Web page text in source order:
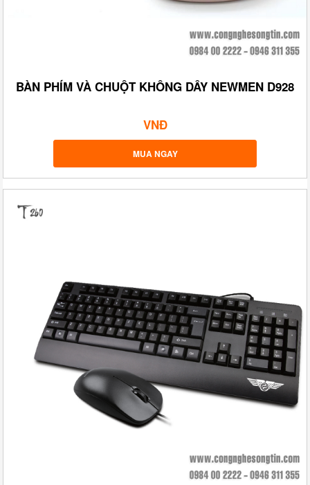
BÀN PHÍM VÀ CHUỘT KHÔNG DÂY NEWMEN D928
VNĐ
MUA NGAY